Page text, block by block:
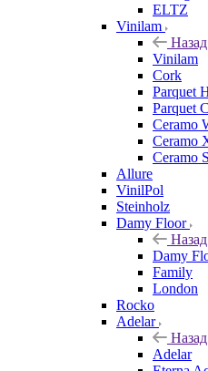
ELTZ
Vinilam
Назад
Vinilam
Cork
Parquet
Parquet
Ceramo
Ceramo
Ceramo
Allure
VinilPol
Steinholz
Damy Floor
Назад
Damy
Family
London
Rocko
Adelar
Назад
Adelar